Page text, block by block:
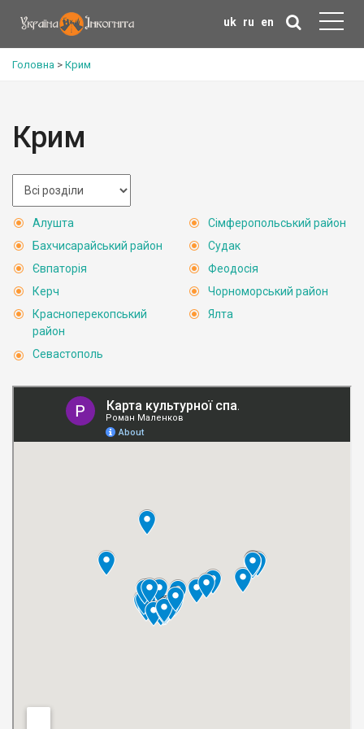
uk ru en
Головна > Крим
Крим
Алушта
Бахчисарайський район
Євпаторія
Керч
Красноперекопський
район
Севастополь
Сімферопольський район
Судак
Феодосія
Чорноморський район
Ялта